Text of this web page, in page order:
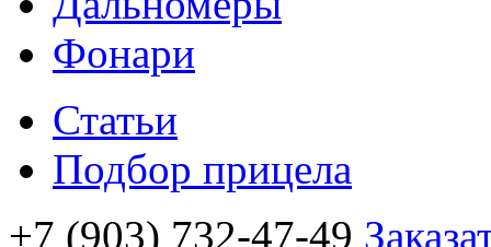
Фонари
Статьи
Подбор прицела
+7 (903) 732-47-49